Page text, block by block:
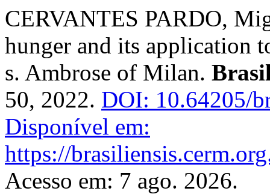
CERVANTES PARDO,
hunger and its application
s. Ambrose of Milan.
50, 2022. DOI: 10.64205/
Disponível em:
https://
Acesso em: 7 ago. 2026.